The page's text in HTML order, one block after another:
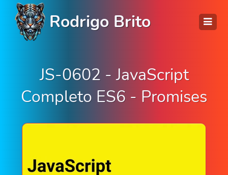
Rodrigo Brito
JS-0602 - JavaScript
Completo ES6 - Promises